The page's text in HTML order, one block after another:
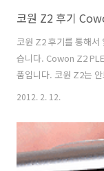
코원 Z2 후기
코원 Z2 후기를 통해서
습니다. Cowon Z2
품입니다. 코원 Z2는
직임은 가속화 되어서
태될 수 있기 때문에
안드로이드 OS가 탑제
2012. 2. 12.